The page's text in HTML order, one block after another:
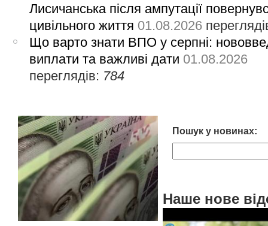
Лисичанська після ампутації
цивільного життя 01.08.2026
Що варто знати ВПО у серпні:
виплати та важливі дати 01.08.2026
переглядів: 784
Пошук у новинах:
Наше нове